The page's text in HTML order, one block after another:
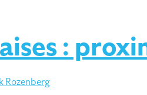
:
Rozenberg